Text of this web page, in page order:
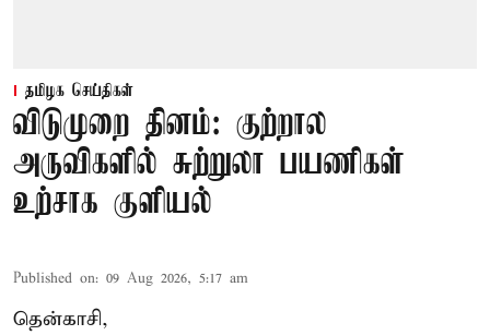
தமிழக செய்திகள்
விடுமுறை தினம்: குற்றால
அருவிகளில் சுற்றுலா பயணிகள்
உற்சாக குளியல்
Published on: 09 Aug 2026, 5:17 am
தென்காசி,